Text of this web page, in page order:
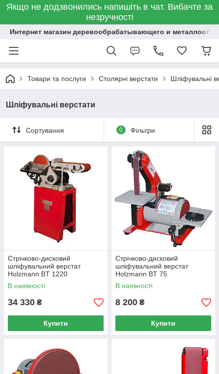
Якщо не додзвонились напишіть в чат. Вибачте за
незручності
Интернет магазин деревообрабатывающего и
Товари та послуги Столярні верстати Шліфувальні
Шліфувальні верстати
Сортування 0 Фільтри
Стрічково-дисковий
шліфувальний верстат
Holzmann BT 1220
В наявності
34 330 ₴
Купити
Стрічково-дисковий
шліфувальний верстат
Holzmann BT 75
В наявності
8 200 ₴
Купити